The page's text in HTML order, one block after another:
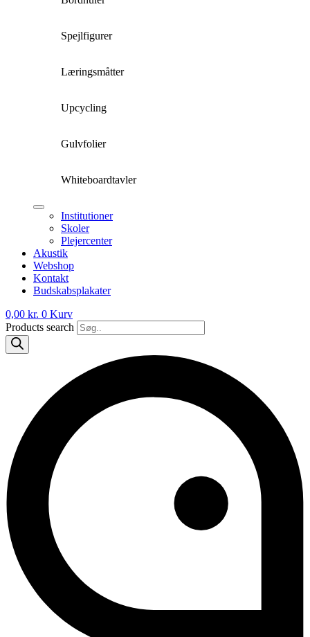
Spejlfigurer
Læringsmåtter
Upcycling
Gulvfolier
Whiteboardtavler
Institutioner
Skoler
Plejercenter
Akustik
Webshop
Kontakt
Budskabsplakater
0,00 kr. 0 Kurv
Products search